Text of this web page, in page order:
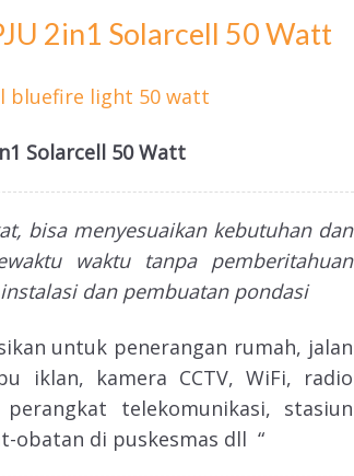
2in1 Solarcell 50 Watt
Solarcell 50 Watt
bisa menyesuaikan kebutuhan dan
waktu tanpa pemberitahuan
dan pembuatan pondasi
untuk penerangan rumah, jalan
iklan, kamera CCTV, WiFi, radio
telekomunikasi, stasiun
obatan di puskesmas dll “